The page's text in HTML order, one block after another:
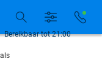
Bereikbaar tot 21:00